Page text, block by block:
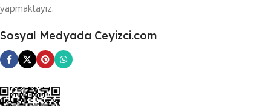
yapmaktayız.
Sosyal Medyada Ceyizci.com